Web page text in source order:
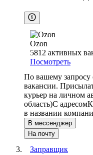
Ozon
5812 активных
Посмотреть
По вашему запросу
вакансии.
курьер на личном
область)С адресом
в названии
В мессенджер
На почту
Заправщик